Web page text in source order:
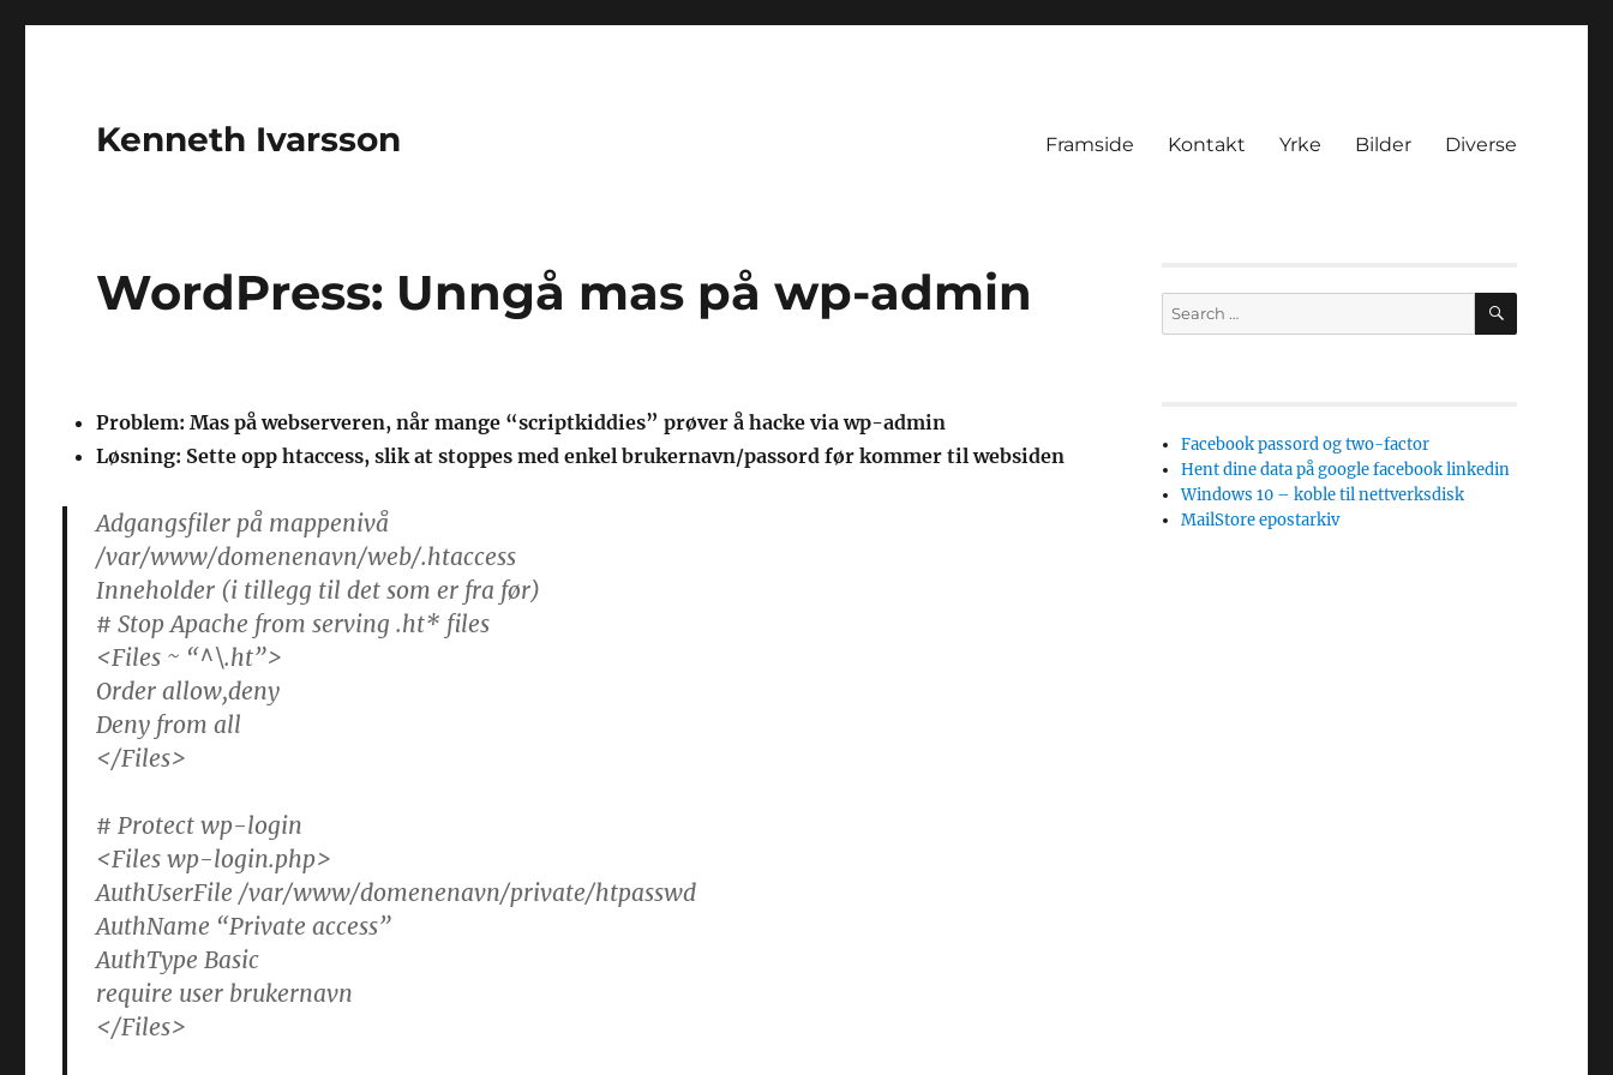
Kenneth Ivarsson Framside Kontakt Yrke Bilder Diverse
WordPress: Unngå mas på wp-admin
Problem: Mas på webserveren, når mange “scriptkiddies” prøver å hacke via wp-admin
Løsning: Sette opp htaccess, slik at stoppes med enkel brukernavn/passord før kommer til websiden
Adgangsfiler på mappenivå
/var/www/domenenavn/web/.htaccess
Inneholder (i tillegg til det som er fra før)
# Stop Apache from serving .ht* files
<Files ~ “^\.ht”>
Order allow,deny
Deny from all
</Files>
# Protect wp-login
<Files wp-login.php>
AuthUserFile /var/www/domenenavn/private/htpasswd
AuthName “Private access”
AuthType Basic
require user brukernavn
</Files>
Search
for:
SEARCH
Facebook passord og two-factor
Hent dine data på google facebook linkedin
Windows 10 – koble til nettverksdisk
MailStore epostarkiv